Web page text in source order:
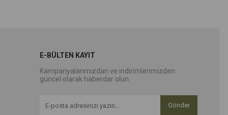
E-BÜLTEN KAYIT
Kampanyalarımızdan ve indirimlerimizden
güncel olarak haberdar olun.
Gönder